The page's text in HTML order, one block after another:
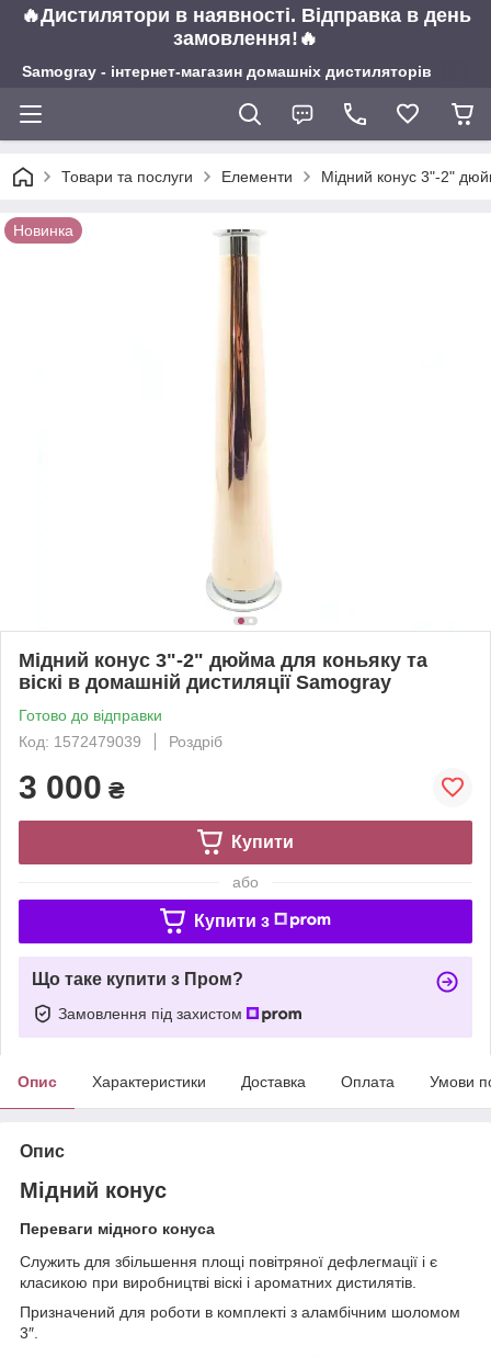
🔥Дистилятори в наявності. Відправка в день
замовлення!🔥
Samogray - інтернет-магазин домашніх дистиляторів
Товари та послуги Елементи Мідний конус 3"-2"
Новинка
Мідний конус 3"-2" дюйма для коньяку та
віскі в домашній дистиляції Samogray
Готово до відправки
Код: 1572479039
Роздріб
3 000 ₴
Купити
або
Купити з
Що таке купити з Пром?
Замовлення під захистом
Опис Характеристики Доставка Оплата Умови
Опис
Мідний конус
Переваги мідного конуса
Служить для збільшення площі повітряної дефлегмації і є
класикою при виробництві віскі і ароматних дистилятів.
Призначений для роботи в комплекті з аламбічним шоломом
3″.